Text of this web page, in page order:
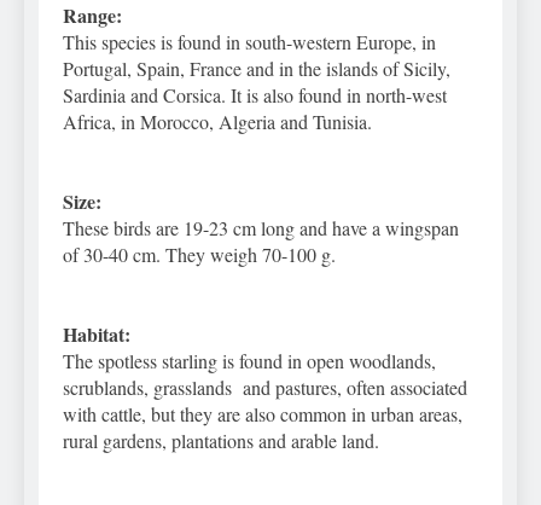
Range:
This species is found in south-western Europe, in
Portugal, Spain, France and in the islands of Sicily,
Sardinia and Corsica. It is also found in north-west
Africa, in Morocco, Algeria and Tunisia.
Size:
These birds are 19-23 cm long and have a wingspan
of 30-40 cm. They weigh 70-100 g.
Habitat:
The spotless starling is found in open woodlands,
scrublands, grasslands and pastures, often associated
with cattle, but they are also common in urban areas,
rural gardens, plantations and arable land.